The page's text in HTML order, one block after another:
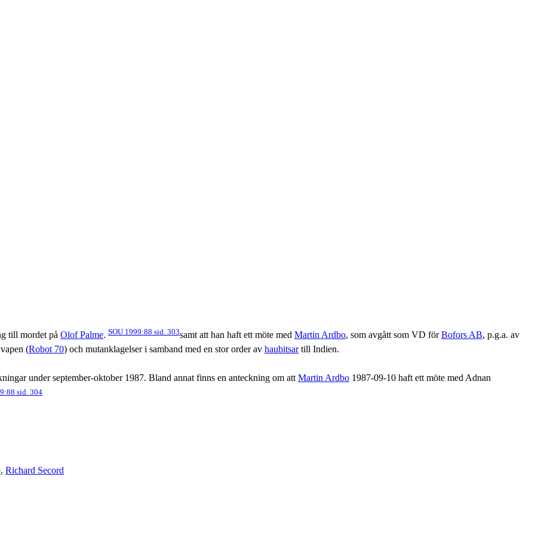
till mordet på Olof Palme. SOU 1999:88 sid. 303samt att han haft ett möte med Martin Ardbo, som avgått som VD förBofors AB, p.g.a. av
(Robot 70) och mutanklagelser i samband med en stor order av haubitsartill Indien.
under september-oktober 1987. Bland annat finns en anteckning om att Martin Ardbo 1987-09-10 haft ett möte med Adnan
sid. 304
, Richard Secord